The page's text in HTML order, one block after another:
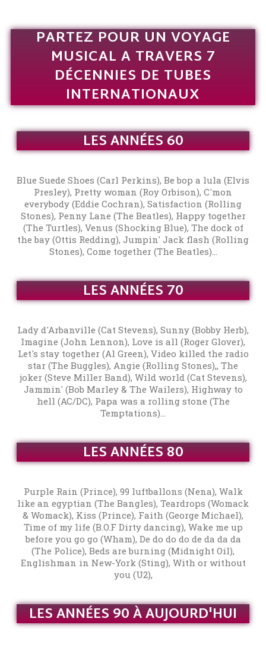
PARTEZ POUR UN VOYAGE
MUSICAL A TRAVERS 7
DÉCENNIES DE TUBES
INTERNATIONAUX
LES ANNÉES 60
Blue Suede Shoes (Carl Perkins), Be bop a lula (Elvis
Presley), Pretty woman (Roy Orbison), C'mon
everybody (Eddie Cochran), Satisfaction (Rolling
Stones), Penny Lane (The Beatles), Happy together
(The Turtles), Venus (Shocking Blue), The dock of
the bay (Ottis Redding), Jumpin' Jack flash (Rolling
Stones), Come together (The Beatles)...
LES ANNÉES 70
Lady d'Arbanville (Cat Stevens), Sunny (Bobby Herb),
Imagine (John Lennon), Love is all (Roger Glover),
Let's stay together (Al Green), Video killed the radio
star (The Buggles), Angie (Rolling Stones),, The
joker (Steve Miller Band), Wild world (Cat Stevens),
Jammin' (Bob Marley & The Wailers), Highway to
hell (AC/DC), Papa was a rolling stone (The
Temptations)...
LES ANNÉES 80
Purple Rain (Prince), 99 luftballons (Nena), Walk
like an egyptian (The Bangles), Teardrops (Womack
& Womack), Kiss (Prince), Faith (George Michael),
Time of my life (B.O.F Dirty dancing), Wake me up
before you go go (Wham), De do do do de da da da
(The Police), Beds are burning (Midnight Oil),
Englishman in New-York (Sting), With or without
you (U2),
LES ANNÉES 90 À AUJOURD'HUI